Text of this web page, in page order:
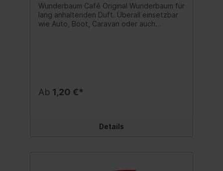
Wunderbaum Café Original Wunderbaum für
lang anhaltenden Duft. Überall einsetzbar
wie Auto, Boot, Caravan oder auch
Ab 1,20 €*
Details